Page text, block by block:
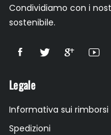
Condividiamo con i
sostenibile.
Legale
Informativa sui rimborsi
Spedizioni